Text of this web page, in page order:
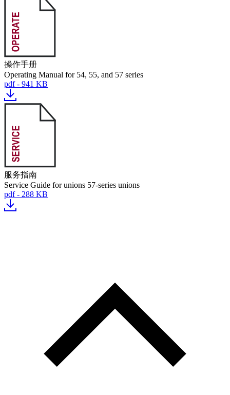
操作手册
Operating Manual for 54, 55, and 57 series
pdf - 941 KB
服务指南
Service Guide for unions 57-series unions
pdf - 288 KB